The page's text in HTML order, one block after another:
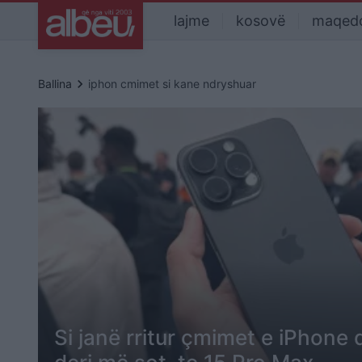
lajme kosovë
Ballina keyboard_arrow_right iphon cmimet si kane ndryshuar
Si janë rritur çmimet e iPhone